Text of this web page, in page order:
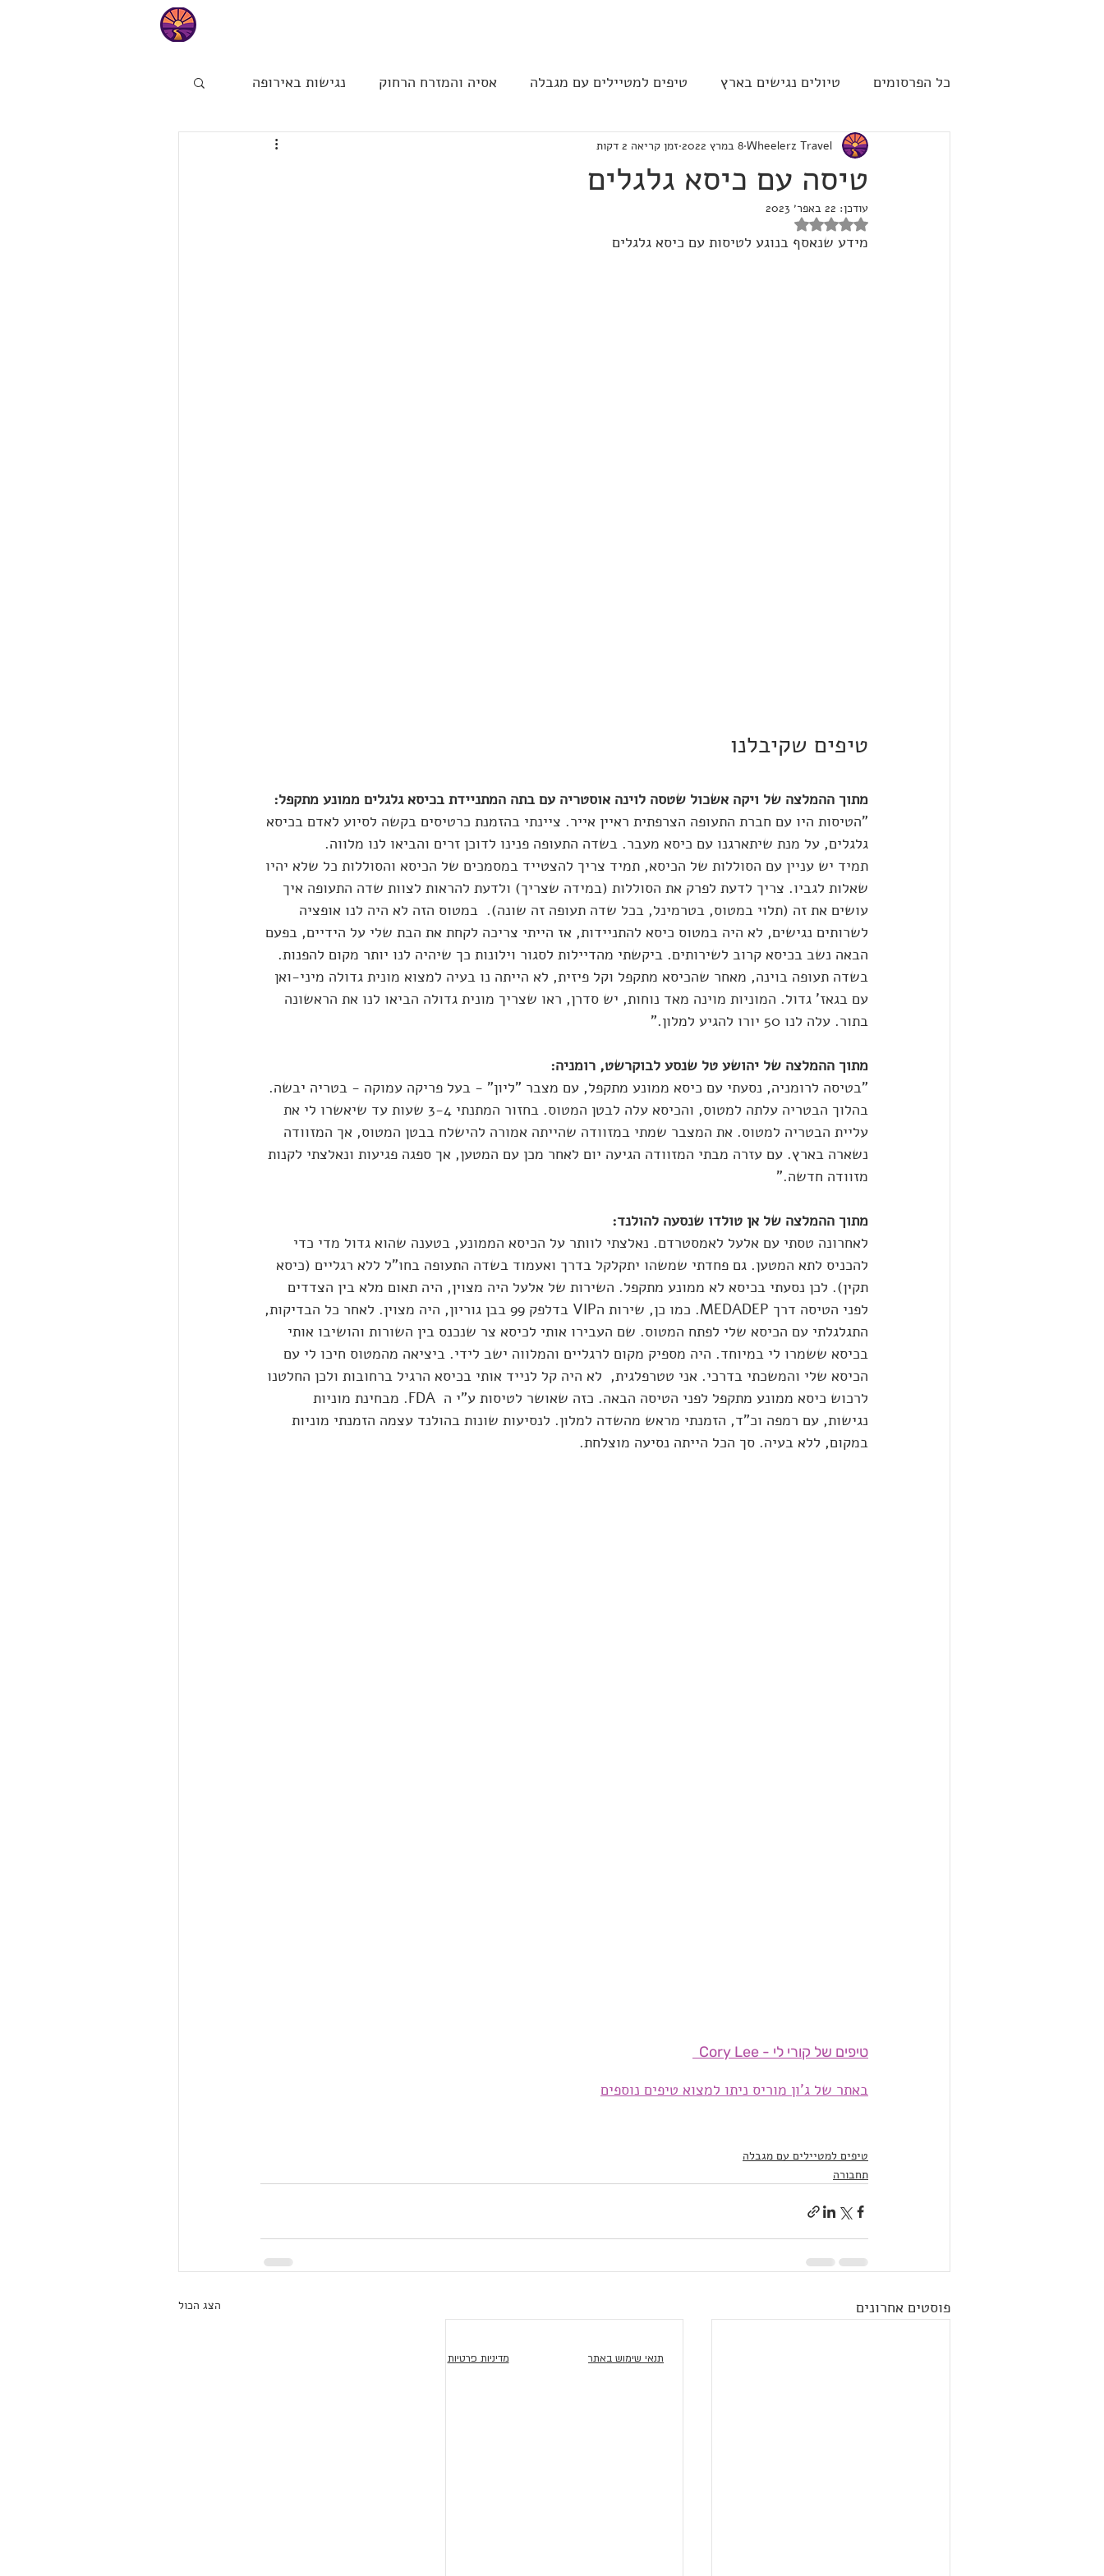
כל הפרסומים טיולים נגישים בארץ טיפים למטיילים עם מגבלה אסיה והמזרח הרחוק נגישות באירופה
שייט תענוגות - קרוז ארה"ב וצפון אמריקה נגישות בבתי מלון הפינה של מיכל
טיסה עם כיסא גלגלים
Wheelerz Travel 8 במרץ 2022 זמן קריאה 2 דקות
עודכן: 22 באפר׳ 2023
דירוג של NaN מתוך 5 כוכבים
מידע שנאסף בנוגע לטיסות עם כיסא גלגלים
טיפים שקיבלנו
מתוך ההמלצה של ויקה אשכול שטסה לוינה אוסטריה עם בתה המתניידת בכיסא גלגלים ממונע מתקפל:
"הטיסות היו עם חברת התעופה הצרפתית ראיין אייר. ציינתי בהזמנת כרטיסים בקשה לסיוע לאדם בכיסא
גלגלים, על מנת שיתארגנו עם כיסא מעבר. בשדה התעופה פנינו לדוכן זרים והביאו לנו מלווה.
תמיד יש עניין עם הסוללות של הכיסא, תמיד צריך להצטייד במסמכים של הכיסא והסוללות כל שלא יהיו
שאלות לגביו. צריך לדעת לפרק את הסוללות (במידה שצריך) ולדעת להראות לצוות שדה התעופה איך
עושים את זה (תלוי במטוס, בטרמינל, בכל שדה תעופה זה שונה).  במטוס הזה לא היה לנו אופציה
לשרותים נגישים, לא היה במטוס כיסא להתניידות, אז הייתי צריכה לקחת את הבת שלי על הידיים, בפעם
הבאה נשב בכיסא קרוב לשירותים. ביקשתי מהדיילות לסגור וילונות כך שיהיה לנו יותר מקום להפנות.
בשדה תעופה בוינה, מאחר שהכיסא מתקפל וקל פיזית, לא הייתה נו בעיה למצוא מונית גדולה מיני-ואן
עם בגאז' גדול. המוניות מוינה מאד נוחות, יש סדרן, ראו שצריך מונית גדולה הביאו לנו את הראשונה
בתור. עלה לנו 50 יורו להגיע למלון."
מתוך ההמלצה של יהושע טל שנסע לבוקרשט, רומניה:
"בטיסה לרומניה, נסעתי עם כיסא ממונע מתקפל, עם מצבר "ליון" - בעל פריקה עמוקה - בטריה יבשה.
בהלוך הבטריה עלתה למטוס, והכיסא עלה לבטן המטוס. בחזור המתנתי 3-4 שעות עד שיאשרו לי את
עליית הבטריה למטוס. את המצבר שמתי במזוודה שהייתה אמורה להישלח בבטן המטוס, אך המזוודה
נשארה בארץ. עם עזרה מבתי המזוודה הגיעה יום לאחר מכן עם המטען, אך ספגה פגיעות ונאלצתי לקנות
מזוודה חדשה."
מתוך ההמלצה של אן טולדו שנסעה להולנד:
לאחרונה טסתי עם אלעל לאמסטרדם. נאלצתי לוותר על הכיסא הממונע, בטענה שהוא גדול מדי כדי
להכניס לתא המטען. גם פחדתי שמשהו יתקלקל בדרך ואעמוד בשדה התעופה בחו"ל ללא רגליים (כיסא
תקין). לכן נסעתי בכיסא לא ממונע מתקפל. השירות של אלעל היה מצוין, היה תאום מלא בין הצדדים
לפני הטיסה דרך MEDADEP. כמו כן, שירות הVIP בדלפק 99 בבן גוריון, היה מצוין. לאחר כל הבדיקות,
התגלגלתי עם הכיסא שלי לפתח המטוס. שם העבירו אותי לכיסא צר שנכנס בין השורות והושיבו אותי
בכיסא ששמרו לי במיוחד. היה מספיק מקום לרגליים והמלווה ישב לידי. ביציאה מהמטוס חיכו לי עם
הכיסא שלי והמשכתי בדרכי. אני טטרפלגית,  לא היה קל לנייד אותי בכיסא הרגיל ברחובות ולכן החלטנו
לרכוש כיסא ממונע מתקפל לפני הטיסה הבאה. כזה שאושר לטיסות ע"י ה  FDA. מבחינת מוניות
נגישות, עם רמפה וכ"ד, הזמנתי מראש מהשדה למלון. לנסיעות שונות בהולנד עצמה הזמנתי מוניות
במקום, ללא בעיה. סך הכל הייתה נסיעה מוצלחת.
  Cory Lee - טיפים של קורי לי
באתר של ג'ון מוריס ניתו למצוא טיפים נוספים
טיפים למטיילים עם מגבלה
תחבורה
פוסטים אחרונים הצג הכול
מדיניות פרטיות תנאי שימוש באתר